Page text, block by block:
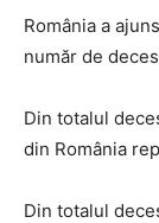
România a
număr de
Din totalul
din România
Din totalul